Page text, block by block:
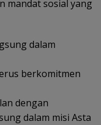
mandat sosial yang
dalam
berkomitmen
dengan
dalam misi Asta